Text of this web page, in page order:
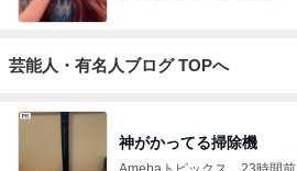
芸能人・有名人ブログ TOPへ
神がかってる掃除機